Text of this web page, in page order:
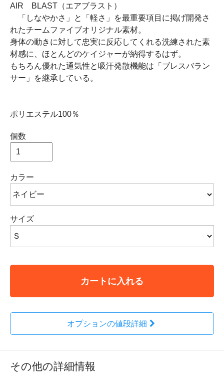
AIR BLAST（エアブラスト）
「しなやかさ」と「軽さ」を最重要項目に掲げ開発さ
れたチームファイブオリジナル素材。
身体の動きに対して忠実に反応してくれる洗練された素
材感に、ほとんどのケイジャーが納得するはず。
もちろん優れた通気性と吸汗発散機能は「ブレスバラン
サー」を継承している。
ポリエステル100％
個数
カラー
サイズ
カートに入れる
オプションの値段詳細
その他の詳細情報